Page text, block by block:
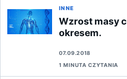
INNE
Wzrost masy
okresem.
07.09.2018
1 MINUTA CZYTANIA